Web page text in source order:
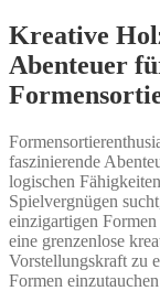
Kreative
Abenteuer
faszinierende
logischen
Spielvergnügen
einzigartigen
eine grenzenlose
Vorstellungskraft zu
Formen